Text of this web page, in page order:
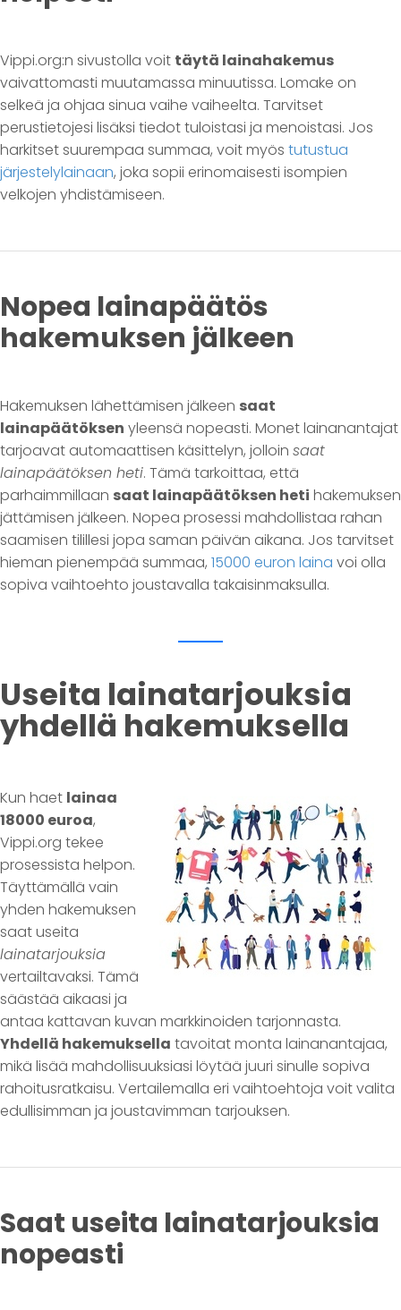
Vippi.org:n sivustolla voit täytä lainahakemus
vaivattomasti muutamassa minuutissa. Lomake on
selkeä ja ohjaa sinua vaihe vaiheelta. Tarvitset
perustietojesi lisäksi tiedot tuloistasi ja menoistasi. Jos
harkitset suurempaa summaa, voit myös tutustua
järjestelylainaan, joka sopii erinomaisesti isompien
velkojen yhdistämiseen.
Nopea lainapäätös
hakemuksen jälkeen
Hakemuksen lähettämisen jälkeen saat
lainapäätöksen yleensä nopeasti. Monet lainanantajat
tarjoavat automaattisen käsittelyn, jolloin saat
lainapäätöksen heti. Tämä tarkoittaa, että
parhaimmillaan saat lainapäätöksen heti hakemuksen
jättämisen jälkeen. Nopea prosessi mahdollistaa rahan
saamisen tilillesi jopa saman päivän aikana. Jos tarvitset
hieman pienempää summaa, 15000 euron laina voi olla
sopiva vaihtoehto joustavalla takaisinmaksulla.
Useita lainatarjouksia
yhdellä hakemuksella
Kun haet lainaa
18000 euroa,
Vippi.org tekee
prosessista helpon.
Täyttämällä vain
yhden hakemuksen
saat useita
lainatarjouksia
vertailtavaksi. Tämä
säästää aikaasi ja
antaa kattavan kuvan markkinoiden tarjonnasta.
Yhdellä hakemuksella tavoitat monta lainanantajaa,
mikä lisää mahdollisuuksiasi löytää juuri sinulle sopiva
rahoitusratkaisu. Vertailemalla eri vaihtoehtoja voit valita
edullisimman ja joustavimman tarjouksen.
Saat useita lainatarjouksia
nopeasti